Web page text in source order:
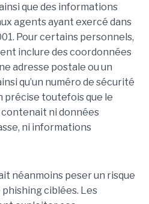
que des informations
agents ayant exercé dans
Pour certains personnels,
inclure des coordonnées
adresse postale ou un
qu’un numéro de sécurité
précise toutefois que le
ni données
ni informations
néanmoins peser un risque
ciblées. Les